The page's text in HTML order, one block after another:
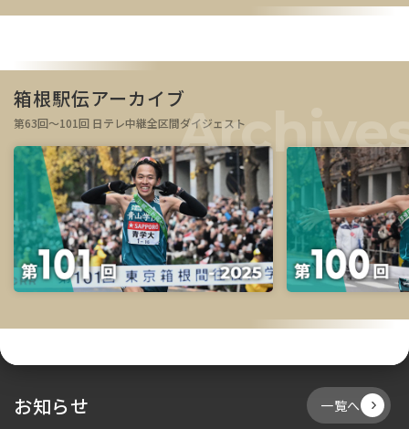
箱根駅伝アーカイブ
第63回～101回 日テレ中継全区間ダイジェスト
お知らせ 一覧へ